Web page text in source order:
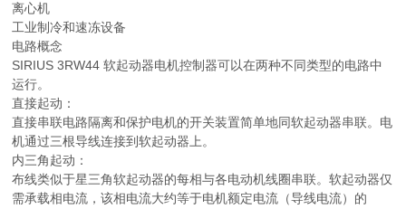
离心机
工业制冷和速冻设备
电路概念
SIRIUS 3RW44 软起动器电机控制器可以在两种不同类型的电路中
运行。
直接起动：
直接串联电路隔离和保护电机的开关装置简单地同软起动器串联。电
机通过三根导线连接到软起动器上。
内三角起动：
布线类似于星三角软起动器的每相与各电动机线圈串联。软起动器仅
需承载相电流，该相电流大约等于电机额定电流（导线电流）的